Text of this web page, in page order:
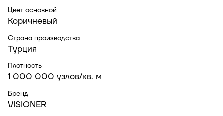
Цвет основной
Коричневый
Страна производства
Турция
Плотность
1 000 000 узлов/кв. м
Бренд
VISIONER